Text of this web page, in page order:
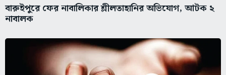
বারুইপুরে ফের নাবালিকার শ্লীলতাহানির অভিযোগ, আটক ২
নাবালক